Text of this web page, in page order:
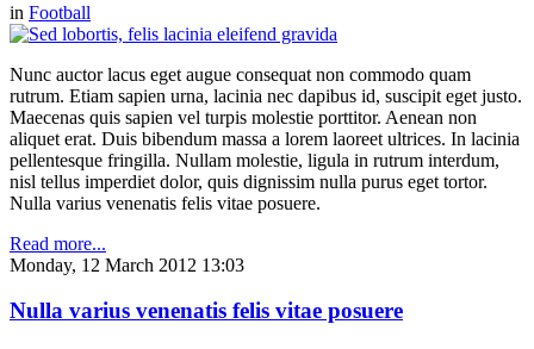
in Football
Nunc auctor lacus eget augue consequat non commodo quam
rutrum. Etiam sapien urna, lacinia nec dapibus id, suscipit eget justo.
Maecenas quis sapien vel turpis molestie porttitor. Aenean non
aliquet erat. Duis bibendum massa a lorem laoreet ultrices. In lacinia
pellentesque fringilla. Nullam molestie, ligula in rutrum interdum,
nisl tellus imperdiet dolor, quis dignissim nulla purus eget tortor.
Nulla varius venenatis felis vitae posuere.
Read more...
Monday, 12 March 2012 13:03
Nulla varius venenatis felis vitae posuere